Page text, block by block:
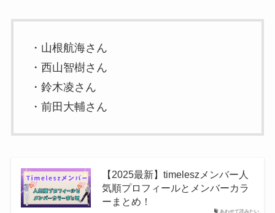
・山根航海さん
・西山智樹さん
・鈴木凌さん
・前田大輔さん
あわせて読みたい
【2025最新】timeleszメンバー人
気順プロフィールとメンバーカラ
ーまとめ！